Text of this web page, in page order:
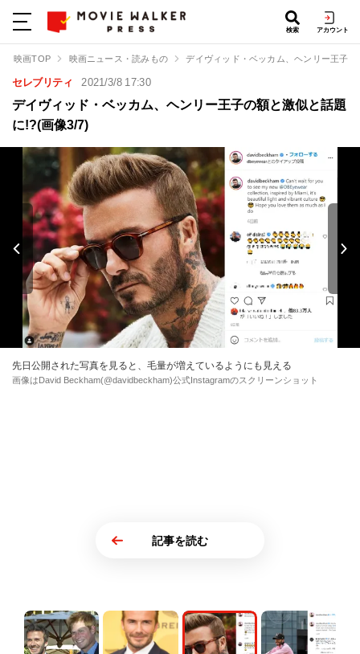
検索 アカウント
映画TOP 映画ニュース・読みもの デイヴィッド・ベッカム、ヘンリー王子
セレブリティ 2021/3/8 17:30
デイヴィッド・ベッカム、ヘンリー王子の額と激似と話題
に!?(画像3/7)
先日公開された写真を見ると、毛量が増えているようにも見える
画像はDavid Beckham(@davidbeckham)公式Instagramのスクリーンショット
記事を読む